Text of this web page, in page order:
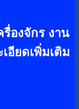
องจักร งาน
อียดเพิ่มเติม